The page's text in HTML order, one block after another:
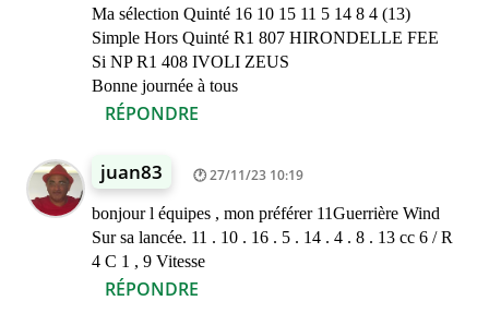
Ma sélection Quinté 16 10 15 11 5 14 8 4 (13)
Simple Hors Quinté R1 807 HIRONDELLE FEE
Si NP R1 408 IVOLI ZEUS
Bonne journée à tous
RÉPONDRE
juan83 27/11/23 10:19
bonjour l équipes , mon préférer 11Guerrière Wind
Sur sa lancée. 11 . 10 . 16 . 5 . 14 . 4 . 8 . 13 cc 6 / R
4 C 1 , 9 Vitesse
RÉPONDRE